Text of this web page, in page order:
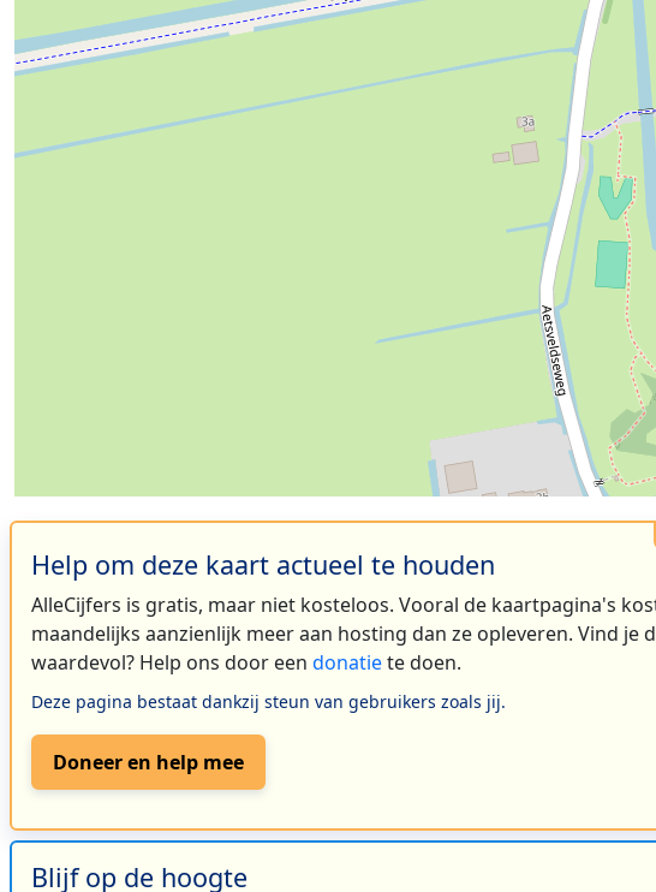
Help om deze kaart actueel te houden
AlleCijfers is gratis, maar niet kosteloos. Vooral de kaartpagina's
maandelijks aanzienlijk meer aan hosting dan ze opleveren. Vind je
waardevol? Help ons door een donatiete doen.
Deze pagina bestaat dankzij steun van gebruikers zoals jij.
Doneer en help mee
Blijf op de hoogte